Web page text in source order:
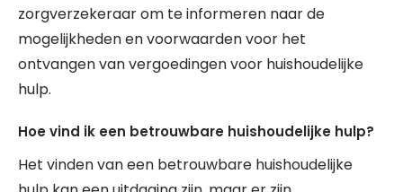
zorgverzekeraar om te informeren naar de
mogelijkheden en voorwaarden voor het
ontvangen van vergoedingen voor huishoudelijke
hulp.
Hoe vind ik een betrouwbare huishoudelijke hulp?
Het vinden van een betrouwbare huishoudelijke